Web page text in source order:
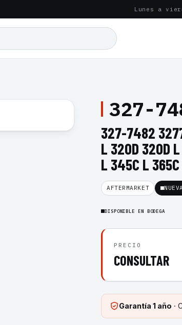
Lunes a
327-
327-7482
L 320D 320D
L 345C L
AFTERMARKET
DISPONIBLE EN BODEGA
PRECIO
CONSULTAR
Garantía 1 año ·